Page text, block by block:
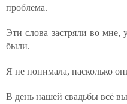
проблема.
Эти слова застряли во мне,
были.
Я не понимала, насколько
В день нашей свадьбы всё